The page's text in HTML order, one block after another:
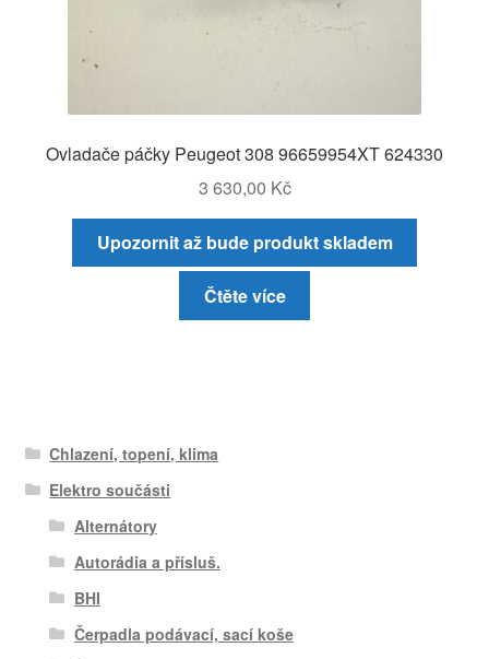
Ovladače páčky Peugeot 308 96659954XT 624330
3 630,00 Kč
Upozornit až bude produkt skladem
Čtěte více
Chlazení, topení, klima
Elektro součásti
Alternátory
Autorádia a přísluš.
BHI
Čerpadla podávací, sací koše